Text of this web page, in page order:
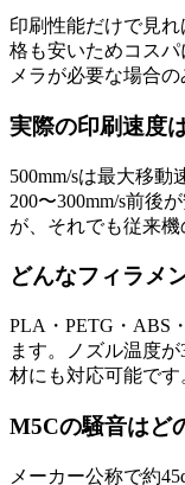
印刷性能だけで見
格も安いためコス
メラが必要な場合
実際の印刷速度
500mm/sは最大移
200〜300mm/s前後
が、それでも従来機
どんなフィラメ
PLA・PETG・ABS
ます。ノズル温度
材にも対応可能です
M5Cの騒音はど
メーカー公称で約